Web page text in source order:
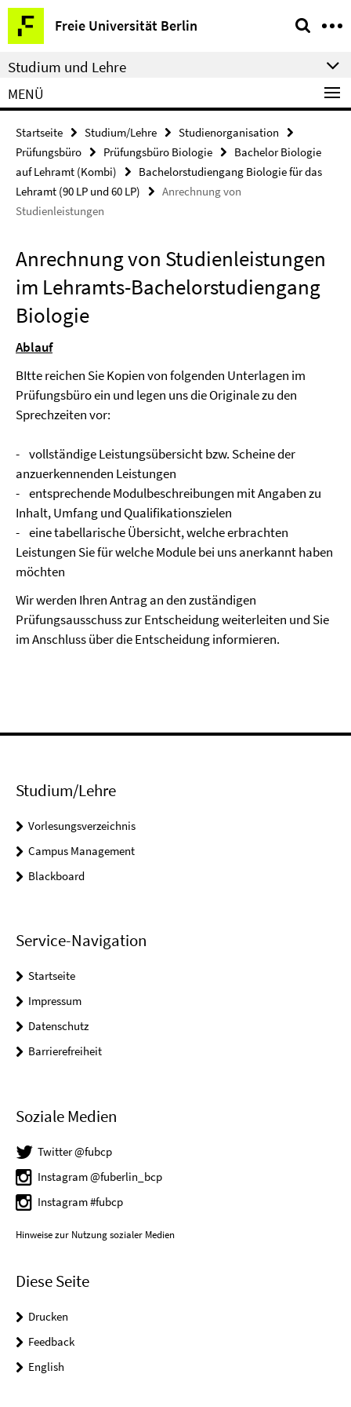
Springe
direkt
zu
Inhalt
Freie Universität Berlin
Service-
Navigation
Studium und Lehre
MENÜ
Startseite Studium/Lehre
Studienorganisation
Prüfungsbüro
Prüfungsbüro Biologie
Bachelor Biologie
auf Lehramt (Kombi)
Bachelorstudiengang Biologie für das
Lehramt (90 LP und 60 LP)
Anrechnung von
Studienleistungen
Anrechnung von Studienleistungen
im Lehramts-Bachelorstudiengang
Biologie
Ablauf
BItte reichen Sie Kopien von folgenden Unterlagen im
Prüfungsbüro ein und legen uns die Originale zu den
Sprechzeiten vor:
- vollständige Leistungsübersicht bzw. Scheine der
anzuerkennenden Leistungen
- entsprechende Modulbeschreibungen mit Angaben zu
Inhalt, Umfang und Qualifikationszielen
- eine tabellarische Übersicht, welche erbrachten
Leistungen Sie für welche Module bei uns anerkannt haben
möchten
Wir werden Ihren Antrag an den zuständigen
Prüfungsausschuss zur Entscheidung weiterleiten und Sie
im Anschluss über die Entscheidung informieren.
Studium/Lehre
Vorlesungsverzeichnis
Campus Management
Blackboard
Service-Navigation
Startseite
Impressum
Datenschutz
Barrierefreiheit
Soziale Medien
Twitter @fubcp
Instagram @fuberlin_bcp
Instagram #fubcp
Hinweise zur Nutzung sozialer Medien
Diese Seite
Drucken
Feedback
English